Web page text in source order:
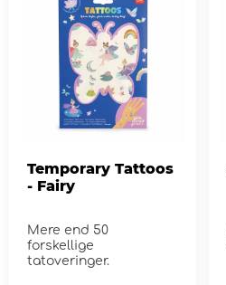
Temporary Tattoos
- Fairy
Mere end 50
forskellige
tatoveringer.